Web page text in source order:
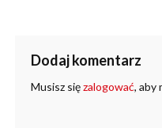
Dodaj komentarz
Musisz sięzalogować, aby